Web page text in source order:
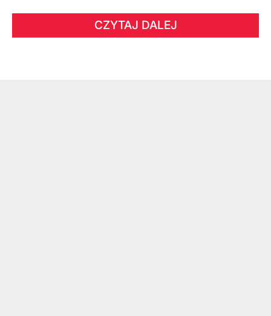
CZYTAJ DALEJ